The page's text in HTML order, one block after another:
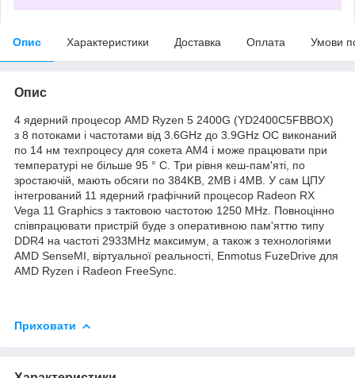
Опис Характеристики Доставка Оплата Умови
Опис
4 ядерний процесор AMD Ryzen 5 2400G (YD2400C5FBBOX)
з 8 потоками і частотами від 3.6GHz до 3.9GHz ОС виконаний
по 14 нм техпроцесу для сокета AM4 і може працювати при
температурі не більше 95 ° C. Три рівня кеш-пам'яті, по
зростаючій, мають обсяги по 384KB, 2MB і 4MB. У сам ЦПУ
інтегрований 11 ядерний графічний процесор Radeon RX
Vega 11 Graphics з тактовою частотою 1250 MHz. Повноцінно
співпрацювати пристрій буде з оперативною пам'яттю типу
DDR4 на частоті 2933MHz максимум, а також з технологіями
AMD SenseMI, віртуальної реальності, Enmotus FuzeDrive для
AMD Ryzen і Radeon FreeSync.
Приховати